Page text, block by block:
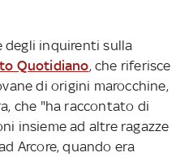
degli inquirenti sulla
Quotidiano, che riferisce
di origini marocchine,
che "ha raccontato di
insieme ad altre ragazze
Arcore, quando era